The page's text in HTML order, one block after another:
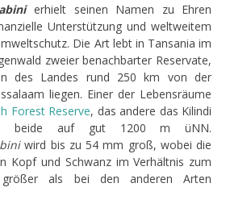
erhielt seinen Namen zu Ehren
Unterstützung und weltweitem
Die Art lebt in Tansania im
zweier benachbarter Reservate,
des Landes rund 250 km von der
liegen. Einer der Lebensräume
Forest Reserve, das andere das Kilindi
beide auf gut 1200 m üNN.
wird bis zu 54 mm groß, wobei die
Kopf und Schwanz im Verhältnis zum
als bei den anderen Arten